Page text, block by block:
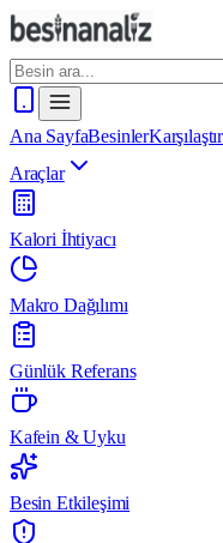
Ana SayfaBesinlerKarşılaştır
Araçlar
Kalori İhtiyacı
Makro Dağılımı
Günlük Referans
Kafein & Uyku
Besin Etkileşimi